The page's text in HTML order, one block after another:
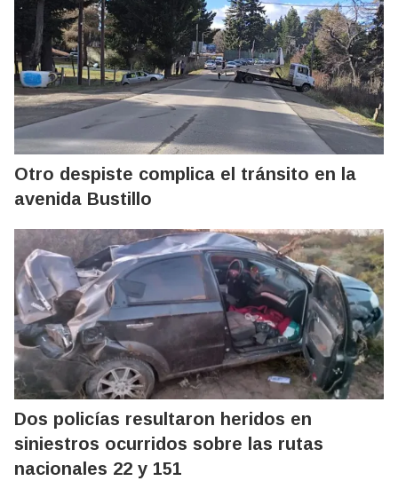
Otro despiste complica el tránsito en la
avenida Bustillo
Dos policías resultaron heridos en
siniestros ocurridos sobre las rutas
nacionales 22 y 151